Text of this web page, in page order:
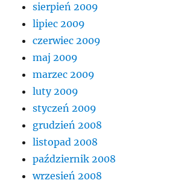
sierpień 2009
lipiec 2009
czerwiec 2009
maj 2009
marzec 2009
luty 2009
styczeń 2009
grudzień 2008
listopad 2008
październik 2008
wrzesień 2008